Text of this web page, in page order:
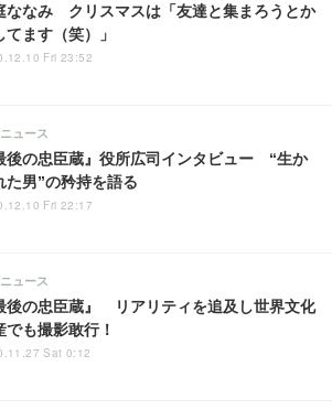
ななみ クリスマスは「友達と集まろうとか
てます（笑）」
Fri 23:52
後の忠臣蔵』役所広司インタビュー “生か
た男”の矜持を語る
ュース
Fri 22:17
後の忠臣蔵』 リアリティを追及し世界文化
でも撮影敢行！
ュース
Sat 0:12